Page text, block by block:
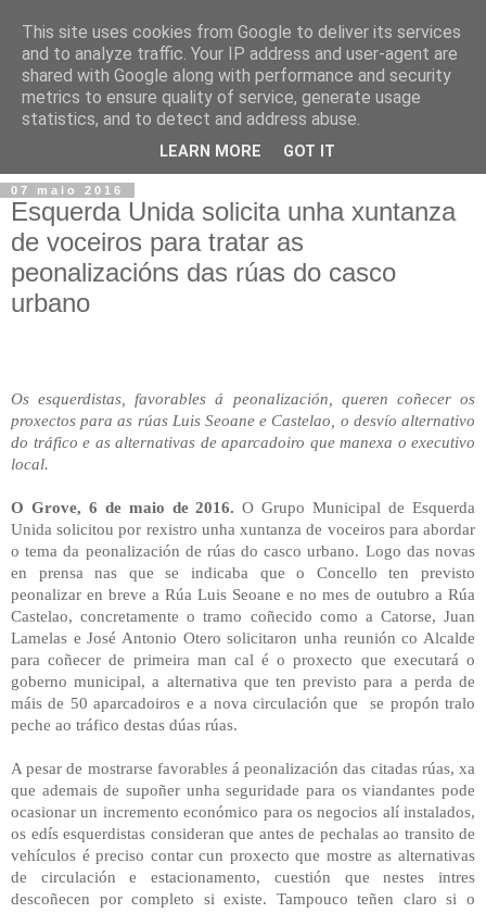
07 maio 2016
Esquerda Unida solicita unha xuntanza
de voceiros para tratar as
peonalizacións das rúas do casco
urbano
Os esquerdistas, favorables á peonalización, queren coñecer os
proxectos para as rúas Luis Seoane e Castelao, o desvío alternativo
do tráfico e as alternativas de aparcadoiro que manexa o executivo
local.
O Grove, 6 de maio de 2016. O Grupo Municipal de Esquerda
Unida solicitou por rexistro unha xuntanza de voceiros para abordar
o tema da peonalización de rúas do casco urbano. Logo das novas
en prensa nas que se indicaba que o Concello ten previsto
peonalizar en breve a Rúa Luis Seoane e no mes de outubro a Rúa
Castelao, concretamente o tramo coñecido como a Catorse, Juan
Lamelas e José Antonio Otero solicitaron unha reunión co Alcalde
para coñecer de primeira man cal é o proxecto que executará o
goberno municipal, a alternativa que ten previsto para a perda de
máis de 50 aparcadoiros e a nova circulación que
se propón tralo
peche ao tráfico destas dúas rúas.
A pesar de mostrarse favorables á peonalización das citadas rúas, xa
que ademais de supoñer unha seguridade para os viandantes pode
ocasionar un incremento económico para os negocios alí instalados,
os edís esquerdistas consideran que antes de pechalas ao transito de
vehículos é preciso contar cun proxecto que mostre as alternativas
de circulación e estacionamento, cuestión que nestes intres
descoñecen por completo si existe. Tampouco teñen claro si o
This site uses cookies from Google to deliver its services
and to analyze traffic. Your IP address and user-agent are
shared with Google along with performance and security
metrics to ensure quality of service, generate usage
statistics, and to detect and address abuse.
LEARN MORE GOT IT